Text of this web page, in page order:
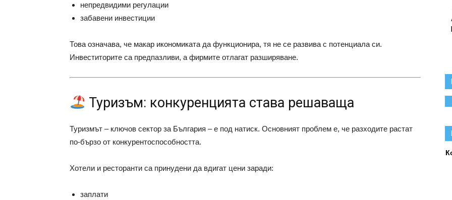
непредвидими регулации
забавени инвестиции
Това означава, че макар икономиката да функционира, тя не се развива с потенциала си.
Инвеститорите са предпазливи, а фирмите отлагат разширяване.
Туризъм: конкуренцията става решаваща
Туризмът – ключов сектор за България – е под натиск. Основният проблем е, че разходите растат
по-бързо от конкурентоспособността.
Хотели и ресторанти са принудени да вдигат цени заради:
заплати